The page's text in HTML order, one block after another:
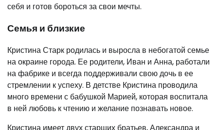
себя и готов бороться за свои мечты.
Семья и близкие
Кристина Старк родилась и выросла в небогатой семье
на окраине города. Ее родители, Иван и Анна, работали
на фабрике и всегда поддерживали свою дочь в ее
стремлении к успеху. В детстве Кристина проводила
много времени с бабушкой Марией, которая воспитала
в ней любовь к чтению и желание познавать новое.